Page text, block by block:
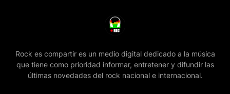
Rock es compartir es un medio digital dedicado a la música
que tiene como prioridad informar, entretener y difundir las
últimas novedades del rock nacional e internacional.